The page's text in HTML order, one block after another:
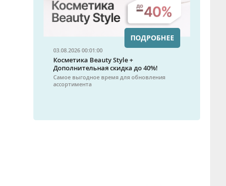
03.08.2026 00:01:00
Косметика Beauty Style +
Дополнительная скидка до 40%!
Самое выгодное время для обновления
ассортимента
ПОДРОБНЕЕ